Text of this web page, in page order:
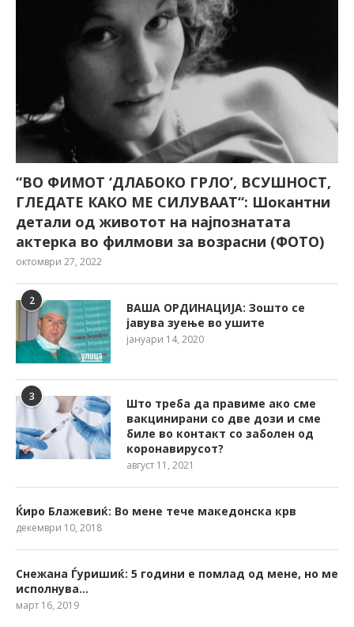
“ВО ФИМОТ ‘ДЛАБОКО ГРЛО’, ВСУШНОСТ,
ГЛЕДАТЕ КАКО МЕ СИЛУВААТ“: Шокантни
детали од животот на најпознатата
актерка во филмови за возрасни (ФОТО)
октомври 27, 2022
2
ВАША ОРДИНАЦИЈА: Зошто се
јавува зуење во ушите
јануари 14, 2020
3
Што треба да правиме ако сме
вакцинирани со две дози и сме
биле во контакт со заболен од
коронавирусот?
август 11, 2021
Ќиро Блажевиќ: Во мене тече македонска крв
декември 10, 2018
Снежана Ѓуришиќ: 5 години е помлад од мене, но ме
исполнува…
март 16, 2019